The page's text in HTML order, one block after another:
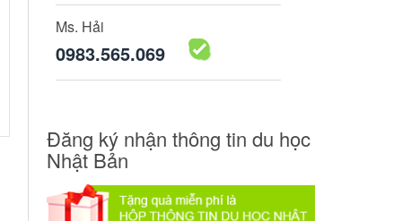
Ms. Hải
0983.565.069
Đăng ký nhận thông tin du học
Nhật Bản